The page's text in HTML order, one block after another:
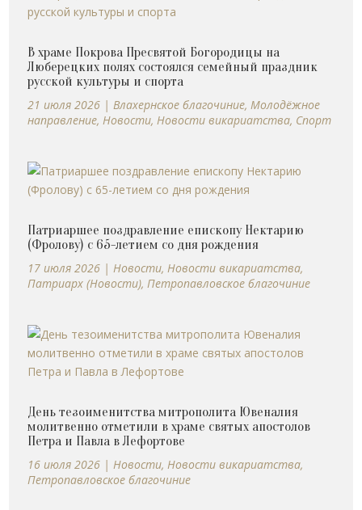
В храме Покрова Пресвятой Богородицы на
Люберецких полях состоялся семейный праздник
русской культуры и спорта
21 июля 2026 |Влахернское благочиние,Молодёжное
направление,Новости,Новости викариатства, Спорт
Патриаршее поздравление епископу Нектарию
(Фролову) с 65-летием со дня рождения
17 июля 2026 |Новости,Новости викариатства,
Патриарх (Новости),Петропавловское благочиние
День тезоименитства митрополита Ювеналия
молитвенно отметили в храме святых апостолов
Петра и Павла в Лефортове
16 июля 2026 |Новости,Новости викариатства,
Петропавловское благочиние